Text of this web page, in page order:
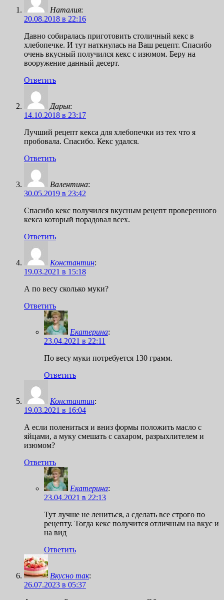
Наталия:
20.08.2018 в 22:16
Давно собиралась приготовить столичный кекс в
хлебопечке. И тут наткнулась на Ваш рецепт. Спасибо
очень вкусный получился кекс с изюмом. Беру на
вооружение данный десерт.
Ответить
Дарья:
14.10.2018 в 23:17
Лучший рецепт кекса для хлебопечки из тех что я
пробовала. Спасибо. Кекс удался.
Ответить
Валентина:
30.05.2019 в 23:42
Спасибо кекс получился вкусным рецепт проверенного
кекса который порадовал всех.
Ответить
Константин:
19.03.2021 в 15:18
А по весу сколько муки?
Ответить
Екатерина:
23.04.2021 в 22:11
По весу муки потребуется 130 грамм.
Ответить
Константин:
19.03.2021 в 16:04
А если полениться и вниз формы положить масло с
яйцами, а муку смешать с сахаром, разрыхлителем и
изюмом?
Ответить
Екатерина:
23.04.2021 в 22:13
Тут лучше не лениться, а сделать все строго по
рецепту. Тогда кекс получится отличным на вкус и
на вид
Ответить
Вкусно так:
26.07.2023 в 05:37